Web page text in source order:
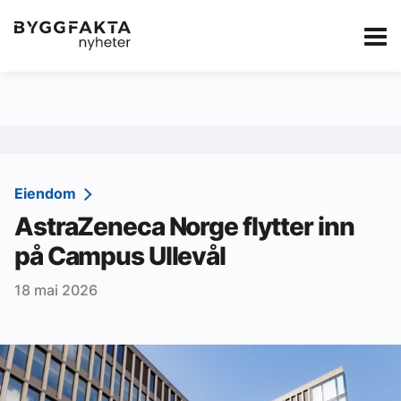
Kategorier Jobbmarkedet Annonsere i
Redaksjonen
Om Byggfakta
Annonsere
Tips oss
Eiendom
AstraZeneca Norge flytter inn
på Campus Ullevål
18 mai 2026